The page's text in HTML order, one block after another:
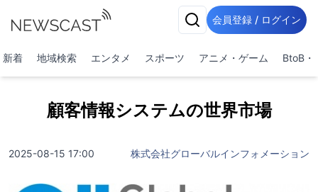
会員登録 / ログイン
新着 地域検索 エンタメ スポーツ アニメ・ゲーム BtoB・
顧客情報システムの世界市場
2025-08-15 17:00 株式会社グローバルインフォメーション